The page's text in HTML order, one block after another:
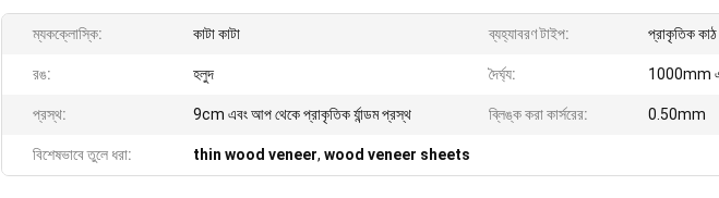
ম্যকক্লোস্কি: কাটা কাটা ব্যহ্যাবরণ টাইপ: প্রাকৃতিক কাঠ
রঙ: হলুদ দৈর্ঘ্য: 1000mm
প্রস্থ: 9cm এবং আপ থেকে প্রাকৃতিক র্যান্ডম প্রস্থ ব্লিঙ্ক করা কার্সরের: 0.50mm
বিশেষভাবে তুলে ধরা: thin wood veneer, wood veneer sheets